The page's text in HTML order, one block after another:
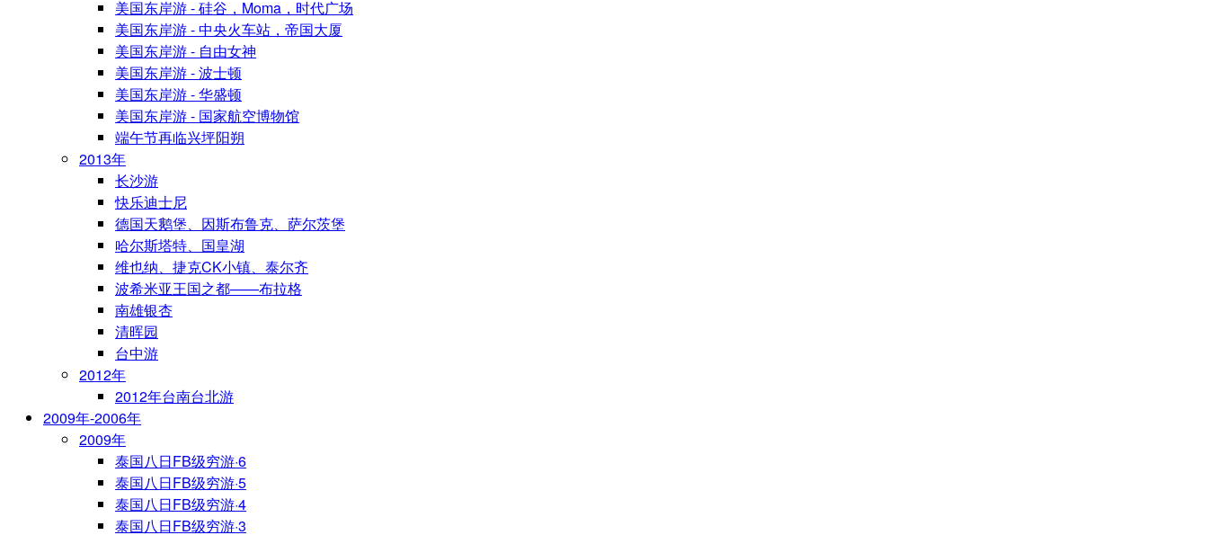
美国东岸游 - 硅谷，Moma，时代广场
美国东岸游 - 中央火车站，帝国大厦
美国东岸游 - 自由女神
美国东岸游 - 波士顿
美国东岸游 - 华盛顿
美国东岸游 - 国家航空博物馆
端午节再临兴坪阳朔
2013年
长沙游
快乐迪士尼
德国天鹅堡、因斯布鲁克、萨尔茨堡
哈尔斯塔特、国皇湖
维也纳、捷克CK小镇、泰尔齐
波希米亚王国之都——布拉格
南雄银杏
清晖园
台中游
2012年
2012年台南台北游
2009年-2006年
2009年
泰国八日FB级穷游·6
泰国八日FB级穷游·5
泰国八日FB级穷游·4
泰国八日FB级穷游·3